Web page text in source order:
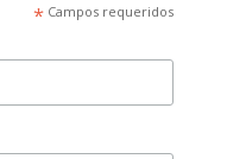
*Campos requeridos